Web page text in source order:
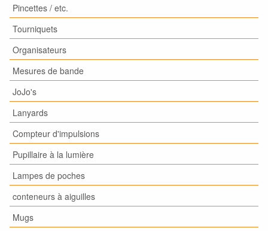
Pincettes / etc.
Tourniquets
Organisateurs
Mesures de bande
JoJo's
Lanyards
Compteur d'impulsions
Pupillaire à la lumière
Lampes de poches
conteneurs à aiguilles
Mugs